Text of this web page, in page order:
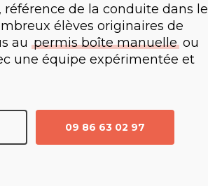
référence de la conduite dans le
élèves originaires de
au permis boîte manuelleou
une équipe expérimentée et
09 86 63 02 97